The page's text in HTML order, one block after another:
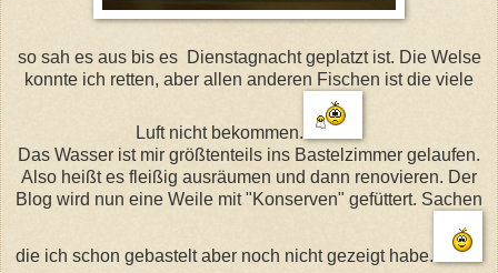
so sah es aus bis es Dienstagnacht geplatzt ist. Die Welse
konnte ich retten, aber allen anderen Fischen ist die viele
Luft nicht bekommen.
Das Wasser ist mir größtenteils ins Bastelzimmer gelaufen.
Also heißt es fleißig ausräumen und dann renovieren. Der
Blog wird nun eine Weile mit "Konserven" gefüttert. Sachen
die ich schon gebastelt aber noch nicht gezeigt habe.